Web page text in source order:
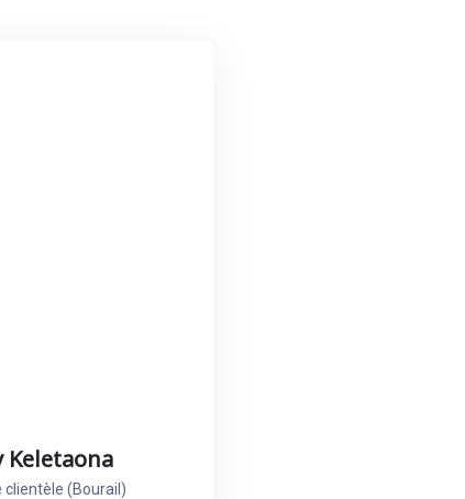
Keletaona
clientèle (Bourail)